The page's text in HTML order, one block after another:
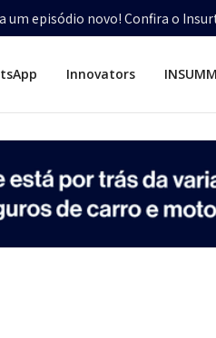
um episódio novo! Confira o
Innovators